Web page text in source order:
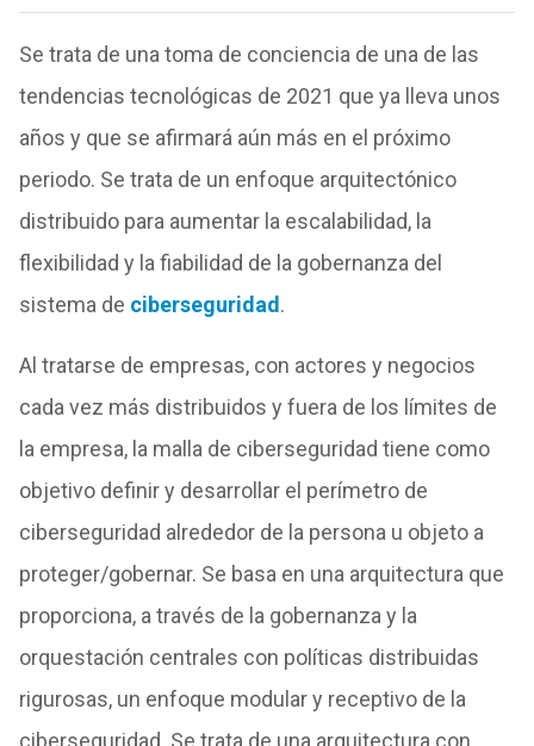
Se trata de una toma de conciencia de una de las
tendencias tecnológicas de 2021 que ya lleva unos
años y que se afirmará aún más en el próximo
periodo. Se trata de un enfoque arquitectónico
distribuido para aumentar la escalabilidad, la
flexibilidad y la fiabilidad de la gobernanza del
sistema de ciberseguridad.
Al tratarse de empresas, con actores y negocios
cada vez más distribuidos y fuera de los límites de
la empresa, la malla de ciberseguridad tiene como
objetivo definir y desarrollar el perímetro de
ciberseguridad alrededor de la persona u objeto a
proteger/gobernar. Se basa en una arquitectura que
proporciona, a través de la gobernanza y la
orquestación centrales con políticas distribuidas
rigurosas, un enfoque modular y receptivo de la
ciberseguridad. Se trata de una arquitectura con